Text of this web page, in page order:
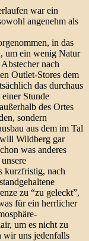
war ein
angenehm als
in das
um ein wenig Natur
nach
Outlet-Stores dem
das durchaus
Stunde
des Ortes
sondern
aus dem im Tal
Wildberg gar
was anderes
kurzfristig, nach
zu “zu geleckt”,
für ein herrlicher
um es nicht zu
wir uns jedenfalls